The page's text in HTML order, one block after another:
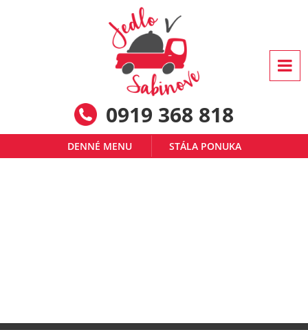
0919 368 818
DENNÉ MENU STÁLA PONUKA